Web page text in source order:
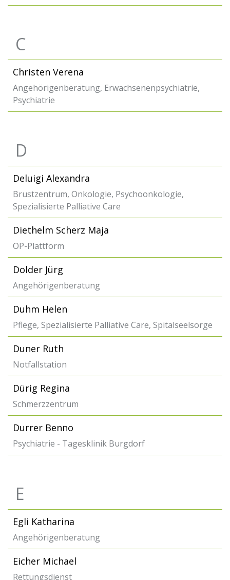
C
Christen Verena
Angehörigenberatung, Erwachsenenpsychiatrie,
Psychiatrie
D
Deluigi Alexandra
Brustzentrum, Onkologie, Psychoonkologie,
Spezialisierte Palliative Care
Diethelm Scherz Maja
OP-Plattform
Dolder Jürg
Angehörigenberatung
Duhm Helen
Pflege, Spezialisierte Palliative Care, Spitalseelsorge
Duner Ruth
Notfallstation
Dürig Regina
Schmerzzentrum
Durrer Benno
Psychiatrie - Tagesklinik Burgdorf
E
Egli Katharina
Angehörigenberatung
Eicher Michael
Rettungsdienst